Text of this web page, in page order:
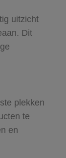
uitzicht
Dit
plekken
te
en